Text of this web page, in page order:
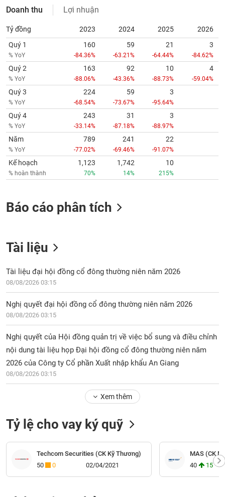
Doanh thu Lợi nhuận
Tỷ đồng 2023 2024 2025
2026
Quý 1
% YoY
160
-84.36%
59
-63.21%
21
-64.44%
3
-84.62%
Quý 2
% YoY
163
-88.06%
92
-43.36%
10
-88.73%
4
-59.04%
Quý 3
% YoY
224
-68.54%
59
-73.67%
3
-95.64%
Quý 4
% YoY
243
-33.14%
31
-87.18%
3
-88.97%
Năm
% YoY
789
-77.02%
241
-69.46%
22
-91.07%
Kế hoạch
% hoàn thành
1,123
70%
1,742
14%
10
215%
Báo cáo phân tích
Tài liệu
Tài liệu đại hội đồng cổ đông thường niên năm 2026
08/08/2026 03:15
Nghị quyết đại hội đồng cổ đông thường niên năm 2026
08/08/2026 03:15
Nghị quyết của Hội đồng quản trị về việc bổ sung và điều chỉnh
nội dung tài liệu họp Đại hội đồng cổ đông thường niên năm
2026 của Công ty Cổ phần Xuất nhập khẩu An Giang
08/08/2026 03:15
Xem thêm
Tỷ lệ cho vay ký quỹ
Techcom Securities (CK Kỹ Thương)
50
0 02/04/2021
MAS (CK
40
15